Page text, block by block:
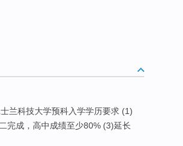
兰科技大学预科入学学历要求 (1)
完成，高中成绩至少80% (3)延长